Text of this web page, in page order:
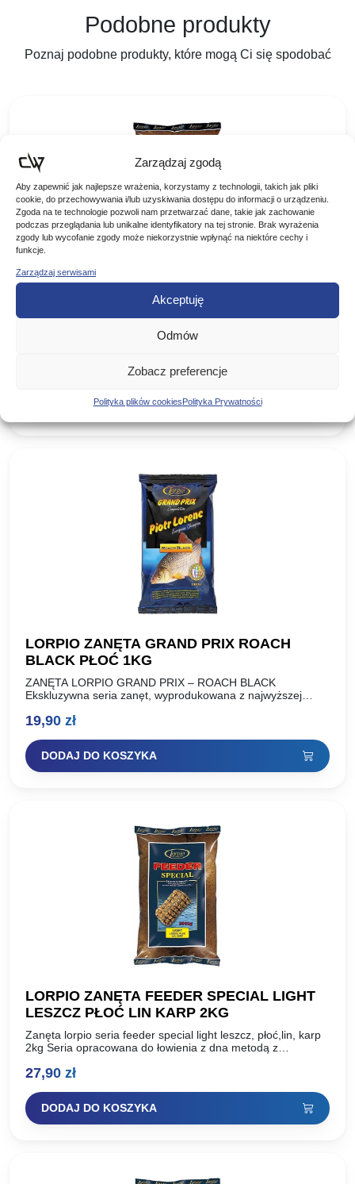
Zarządzaj zgodą
Aby zapewnić jak najlepsze wrażenia, korzystamy z technologii, takich jak pliki
cookie, do przechowywania i/lub uzyskiwania dostępu do informacji o urządzeniu.
Zgoda na te technologie pozwoli nam przetwarzać dane, takie jak zachowanie
podczas przeglądania lub unikalne identyfikatory na tej stronie. Brak wyrażenia
zgody lub wycofanie zgody może niekorzystnie wpłynąć na niektóre cechy i
funkcje.
Zarządzaj serwisami
Akceptuję
Odmów
Zobacz preferencje
Polityka plików cookiesPolityka Prywatności
Podobne produkty
Poznaj podobne produkty, które mogą Ci się spodobać
LORPIO ZANĘTA MAGNETIC ROACH PŁOĆ
ZANĘTA LORPIO MAGNETIC – ROACH 2KG Seria zanęt
MAGNETIC to produkt, który docenili wędkarze. Od
stwierdzić, że seria…
DODAJ DO KOSZYKA
LORPIO ZANĘTA GRAND PRIX ROACH
BLACK PŁOĆ 1KG
ZANĘTA LORPIO GRAND PRIX – ROACH BLACK
Ekskluzywna seria zanęt, wyprodukowana z najwyższej
Piotra Lorenca, Mistrza Europy, indywidualnego Wicemistrza
19,90 zł
DODAJ DO KOSZYKA
LORPIO ZANĘTA FEEDER SPECIAL LIGHT
LESZCZ PŁOĆ LIN KARP 2KG
Zanęta lorpio seria feeder special light leszcz, płoć,lin, karp
2kg Seria opracowana do łowienia z dna metodą z
27,90 zł
DODAJ DO KOSZYKA